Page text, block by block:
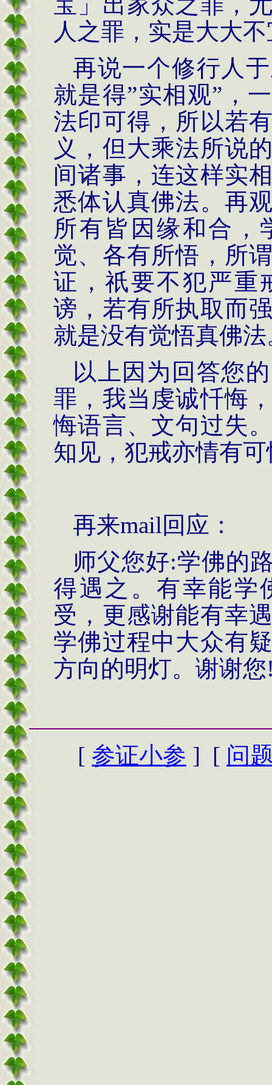
人之罪，实是大大
再说一个修行人
就是得”实相观” ，
法印可得，所以若
义，但大乘法所说
间诸事，连这样实
悉体认真佛法。再
所有皆因缘和合，
觉、各有所悟，所
证，祇要不犯严重
谤，若有所执取而
就是没有觉悟真佛法
以上因为回答您
罪，我当虔诚忏悔
悔语言、文句过失
知见，犯戒亦情有
再来mail 回应：
师父您好:学佛的
得遇之。有幸能学
受，更感谢能有幸
学佛过程中大众有
方向的明灯。谢谢您
[ 参证小参 ] [ 问